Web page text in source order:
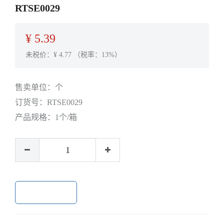
RTSE0029
¥ 5.39
未税价：¥ 4.77 （税率：13%）
售卖单位： 个
订货号： RTSE0029
产品规格： 1个/箱